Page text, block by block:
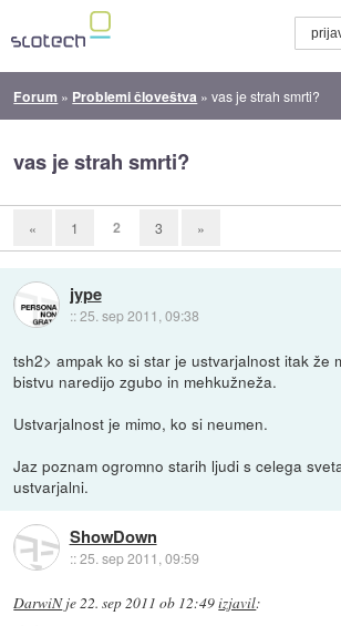
Forum » Problemi človeštva »vas je strah smrti?
vas je strah smrti?
« 1 2 3 »
jype
::25. sep 2011, 09:38
tsh2> ampak ko si star je ustvarjalnost itak že
bistvu naredijo zgubo in mehkužneža.
Ustvarjalnost je mimo, ko si neumen.
Jaz poznam ogromno starih ljudi s celega
ustvarjalni.
ShowDown
::25. sep 2011, 09:59
DarwiNje22. sep 2011 ob 12:49izjavil: